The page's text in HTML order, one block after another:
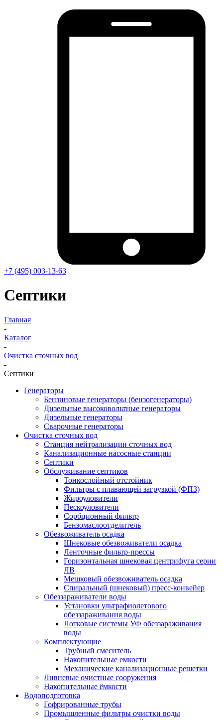
+7 (495) 003-13-63
Септики
Главная
-
Каталог
-
Очистка сточных вод
-
Септики
Генераторы
Бензиновые генераторы (бензогенераторы)
Дизельные высоковольтные генераторы
Дизельные генераторы
Сварочные генераторы
Очистка сточных вод
Станция нейтрализации сточных вод
Канализационные насосные станции
Септики
Обслуживание септиков
Тонкослойный отстойник
Фильтры с плавающей загрузкой (ФПЗ)
Жироуловители
Пескоуловители
Сорбционный фильтр
Бензомаслоотделитель
Обезвоживатель осадка
Шнековые обезвоживатели осадка
Ленточные фильтр-прессы
Горизонтальная шнековая центрифуга серии
ЛВ
Мешковый обезвоживатель осадка
Спиральный (шнековый) пресс-конвейер
Обеззараживатели воды
Установки ультрафиолетового
обеззараживания воды
Лотковые системы УФ обеззараживания
воды
Комплектующие
Трубный смеситель
Накопительные емкости
Механические канализационные решетки
Ливневые очистные сооружения
Накопительные ёмкости
Водоподготовка
Гофрированные трубы
Промышленные фильтры очистки воды